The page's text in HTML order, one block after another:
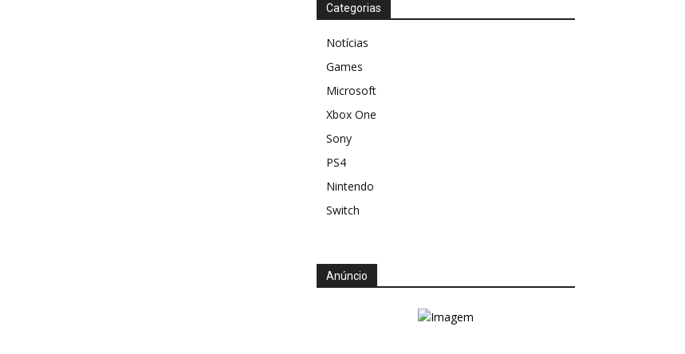
Categorias
Notícias
Games
Microsoft
Xbox One
Sony
PS4
Nintendo
Switch
Anúncio